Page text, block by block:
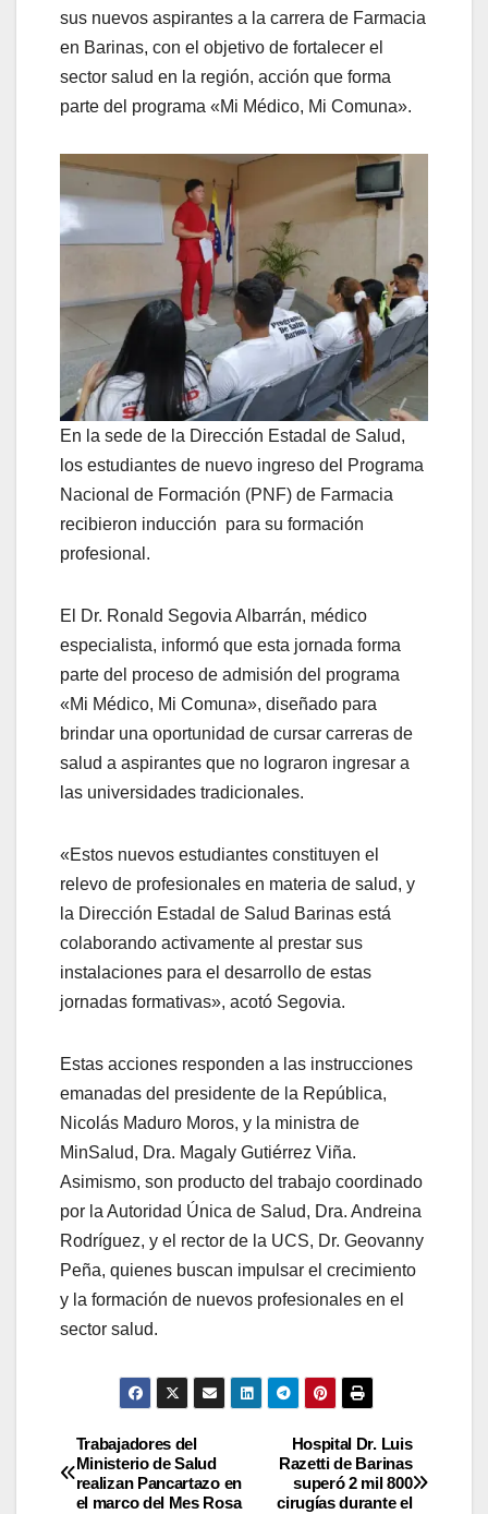
sus nuevos aspirantes a la carrera de Farmacia
en Barinas, con el objetivo de fortalecer el
sector salud en la región, acción que forma
parte del programa «Mi Médico, Mi Comuna».
En la sede de la Dirección Estadal de Salud,
los estudiantes de nuevo ingreso del Programa
Nacional de Formación (PNF) de Farmacia
recibieron inducción para su formación
profesional.
El Dr. Ronald Segovia Albarrán, médico
especialista, informó que esta jornada forma
parte del proceso de admisión del programa
«Mi Médico, Mi Comuna», diseñado para
brindar una oportunidad de cursar carreras de
salud a aspirantes que no lograron ingresar a
las universidades tradicionales.
«Estos nuevos estudiantes constituyen el
relevo de profesionales en materia de salud, y
la Dirección Estadal de Salud Barinas está
colaborando activamente al prestar sus
instalaciones para el desarrollo de estas
jornadas formativas», acotó Segovia.
Estas acciones responden a las instrucciones
emanadas del presidente de la República,
Nicolás Maduro Moros, y la ministra de
MinSalud, Dra. Magaly Gutiérrez Viña.
Asimismo, son producto del trabajo coordinado
por la Autoridad Única de Salud, Dra. Andreina
Rodríguez, y el rector de la UCS, Dr. Geovanny
Peña, quienes buscan impulsar el crecimiento
y la formación de nuevos profesionales en el
sector salud.
Hospital Dr. Luis
Razetti de Barinas
superó 2 mil 800
cirugías durante el
Trabajadores del
Ministerio de Salud
realizan Pancartazo en
el marco del Mes Rosa